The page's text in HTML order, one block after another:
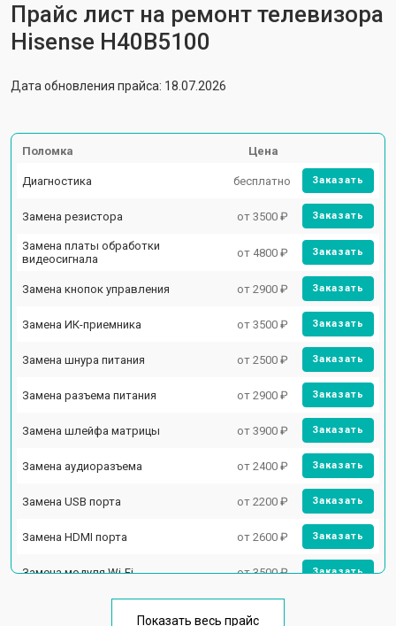
Прайс лист на ремонт телевизора
Hisense H40B5100
Дата обновления прайса: 18.07.2026
Поломка Цена
Диагностика бесплатно Заказать
Замена резистора от 3500 ₽ Заказать
Замена платы обработки
видеосигнала
от 4800 ₽ Заказать
Замена кнопок управления от 2900 ₽ Заказать
Замена ИК-приемника от 3500 ₽ Заказать
Замена шнура питания от 2500 ₽ Заказать
Замена разъема питания от 2900 ₽ Заказать
Замена шлейфа матрицы от 3900 ₽ Заказать
Замена аудиоразъема от 2400 ₽ Заказать
Замена USB порта от 2200 ₽ Заказать
Замена HDMI порта от 2600 ₽ Заказать
Замена модуля Wi-Fi от 3500 ₽ Заказать
Показать весь прайс